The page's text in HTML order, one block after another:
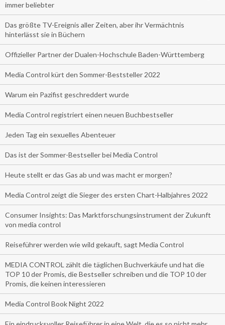
immer beliebter
Das größte TV-Ereignis aller Zeiten, aber ihr Vermächtnis
hinterlässt sie in Büchern
Offizieller Partner der Dualen-Hochschule Baden-Württemberg
Media Control kürt den Sommer-Beststeller 2022
Warum ein Pazifist geschreddert wurde
Media Control registriert einen neuen Buchbestseller
Jeden Tag ein sexuelles Abenteuer
Das ist der Sommer-Bestseller bei Media Control
Heute stellt er das Gas ab und was macht er morgen?
Media Control zeigt die Sieger des ersten Chart-Halbjahres 2022
Consumer Insights: Das Marktforschungsinstrument der Zukunft
von media control
Reiseführer werden wie wild gekauft, sagt Media Control
MEDIA CONTROL zählt die täglichen Buchverkäufe und hat die
TOP 10 der Promis, die Bestseller schreiben und die TOP 10 der
Promis, die keinen interessieren
Media Control Book Night 2022